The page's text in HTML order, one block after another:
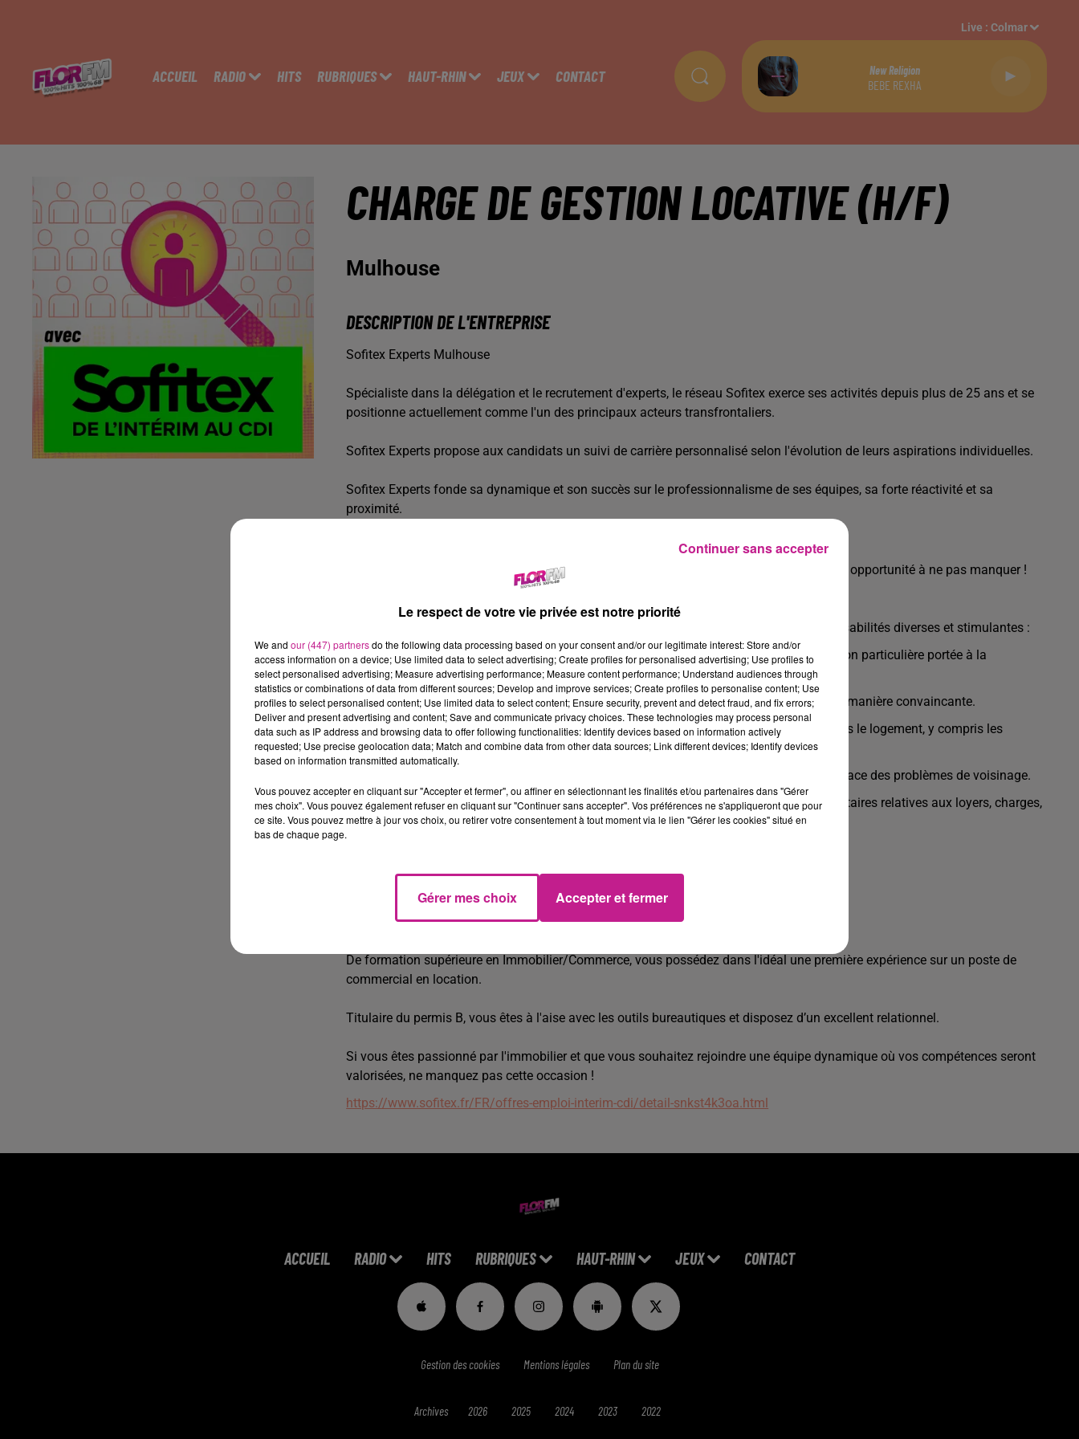
ACCUEIL RADIO HITS RUBRIQUES HAUT-RHIN JEUX CONTACT
Live :Colmar
New Religion
BEBE REXHA
CHARGE DE GESTION LOCATIVE (H/F)
Mulhouse
DESCRIPTION DE L'ENTREPRISE
Sofitex Experts Mulhouse
Spécialiste dans la délégation et le recrutement d'experts, le réseau Sofitex exerce ses activités depuis plus de 25 ans et se
positionne actuellement comme l'un des principaux acteurs transfrontaliers.
Sofitex Experts propose aux candidats un suivi de carrière personnalisé selon l'évolution de leurs aspirations individuelles.
Sofitex Experts fonde sa dynamique et son succès sur le professionnalisme de ses équipes, sa forte réactivité et sa
proximité.
Vous recherchez un défi excitant dans le domaine de l'immobilier à Mulhouse ? Voici une opportunité à ne pas manquer !
Nous recrutons activement un Chargé de Gestion Locative (H/F) pour notre client.
En tant que Chargé de Gestion Locative, vous serez au cœur de l'action, avec des responsabilités diverses et stimulantes :
Accueil chaleureux et professionnel des demandeurs de logement, avec une attention particulière portée à la
constitution et au contrôle rigoureux des dossiers.
Conduite efficace des visites commerciales pour présenter les biens disponibles de manière convaincante.
Maîtrise du processus de signature de bail et constitution des dossiers d'entrée dans le logement, y compris les
aspects liés aux aides financières telles que l'APL, le FSL et le Locapass.
Gestion proactive des modifications de bail et des préavis, ainsi que résolution efficace des problèmes de voisinage.
Suivi attentif du respect des contrats et gestion diligente des réclamations des locataires relatives aux loyers, charges,
APL, etc.
35h du lundi au vendredi, horaires à définir.
Rémunération à négocier selon profil.
PROFIL RECHERCHÉ
De formation supérieure en Immobilier/Commerce, vous possédez dans l'idéal une première expérience sur un poste de
commercial en location.
Titulaire du permis B, vous êtes à l'aise avec les outils bureautiques et disposez d’un excellent relationnel.
Si vous êtes passionné par l'immobilier et que vous souhaitez rejoindre une équipe dynamique où vos compétences seront
valorisées, ne manquez pas cette occasion !
https://www.sofitex.fr/FR/offres-emploi-interim-cdi/detail-snkst4k3oa.html
ACCUEIL RADIO HITS RUBRIQUES HAUT-RHIN JEUX CONTACT
Gestion des cookies Mentions légales Plan du site
Archives 2026 2025 2024 2023 2022
Le respect de votre vie privée est notre priorité
We and our (447) partnersdo the following data processing based on your consent and/or our legitimate interest: Store and/or
access information on a device; Use limited data to select advertising; Create profiles for personalised advertising; Use profiles to
select personalised advertising; Measure advertising performance; Measure content performance; Understand audiences through
statistics or combinations of data from different sources; Develop and improve services; Create profiles to personalise content; Use
profiles to select personalised content; Use limited data to select content; Ensure security, prevent and detect fraud, and fix errors;
Deliver and present advertising and content; Save and communicate privacy choices. These technologies may process personal
data such as IP address and browsing data to offer following functionalities: Identify devices based on information actively
requested; Use precise geolocation data; Match and combine data from other data sources; Link different devices; Identify devices
based on information transmitted automatically.
Vous pouvez accepter en cliquant sur "Accepter et fermer", ou affiner en sélectionnant les finalités et/ou partenaires dans "Gérer
mes choix". Vous pouvez également refuser en cliquant sur "Continuer sans accepter". Vos préférences ne s'appliqueront que pour
ce site. Vous pouvez mettre à jour vos choix, ou retirer votre consentement à tout moment via le lien "Gérer les cookies" situé en
bas de chaque page.
Gérer mes choix Accepter et fermer
Continuer sans accepter